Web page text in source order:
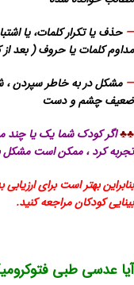
— حذف یا تکرار کلمات، یا
مداوم کلمات یا حروف ( بعد
— مشکل در به خاطر سپردن
ضعیف چشم و دست
♣♣اگر کودک شما یک یا چند
تجربه کرد ، ممکن است مشکل
بنابراین بهتر است برای
بینایی کودکان مراجعه کنید.
آیا عدسی طبی